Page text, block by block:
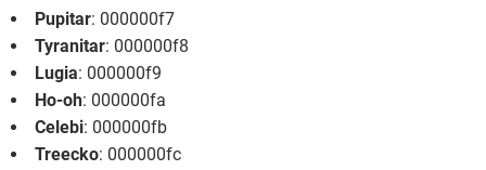
Pupitar: 000000f7
Tyranitar: 000000f8
Lugia: 000000f9
Ho-oh: 000000fa
Celebi: 000000fb
Treecko: 000000fc